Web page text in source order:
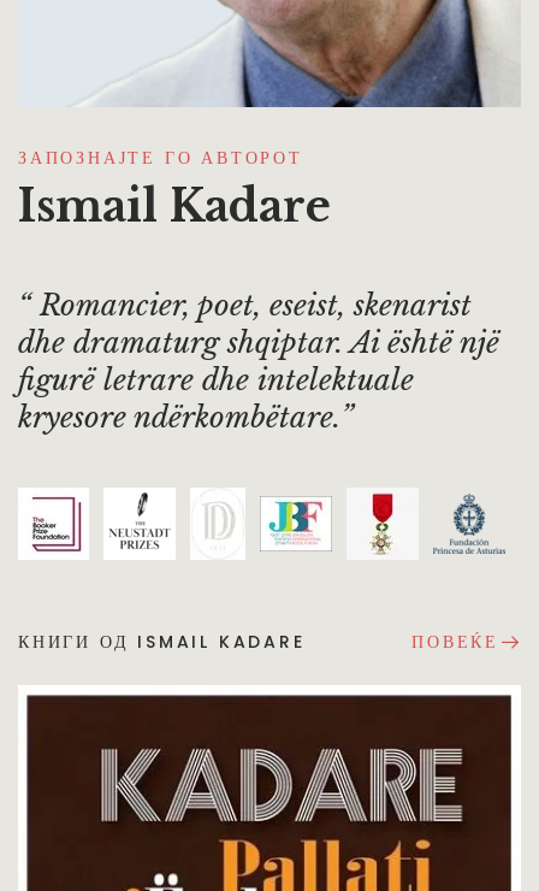
ЗАПОЗНАЈТЕ ГО АВТОРОТ
Ismail Kadare
Romancier, poet, eseist, skenarist
dhe dramaturg shqiptar. Ai është një
figurë letrare dhe intelektuale
kryesore ndërkombëtare.
КНИГИ ОД ISMAIL KADARE ПОВЕЌЕ